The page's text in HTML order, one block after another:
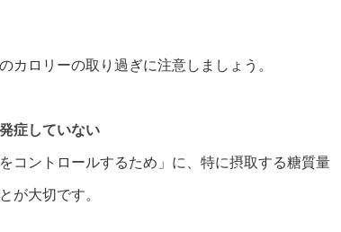
ロリーの取り過ぎに注意しましょう。
症していない
コントロールするため」に、特に摂取する糖質量
が大切です。